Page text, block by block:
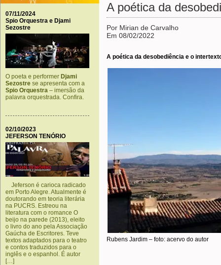
07/11/2024
Spio Orquestra e Djami
Sezostre
O poeta e performer Djami
Sezostre se apresenta com a
Spio Orquestra – imersão da
palavra orquestrada. Confira.
02/10/2023
JEFERSON TENÓRIO
Jeferson é carioca radicado
em Porto Alegre. Atualmente é
doutorando em teoria literária
na PUCRS. Estreou na
literatura com o romance O
beijo na parede (2013), eleito
o livro do ano pela Associação
Gaúcha de Escritores. Teve
textos adaptados para o teatro
e contos traduzidos para o
inglês e o espanhol. É autor
[…]
A poética da
Por Mirian de Carvalho
Em 08/02/2022
A poética da desobediência e o
Rubens Jardim – foto: acervo do autor